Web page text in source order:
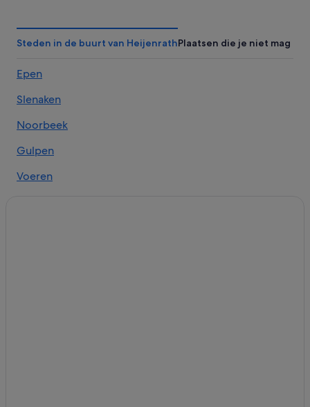
Hotels in Eys
Hotels met 5 sterren in Epen
Hotels in de buurt van Mosaqua
Bastion Hotels in Mechelen
B&B in Epen
Kastelen in Gulpen
Steden in de buurt van HeijenrathPlaatsen die je niet mag
Epen
Slenaken
Noorbeek
Gulpen
Voeren